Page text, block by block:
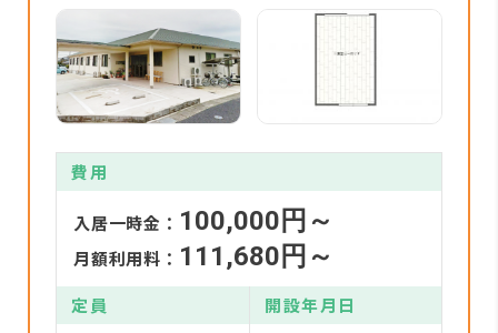
費用
入居一時金： 100,000円～
月額利用料： 111,680円～
定員 開設年月日